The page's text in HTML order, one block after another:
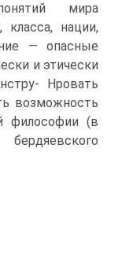
мира
нации,
— опасные
и этически
Нровать
возможность
философии (в